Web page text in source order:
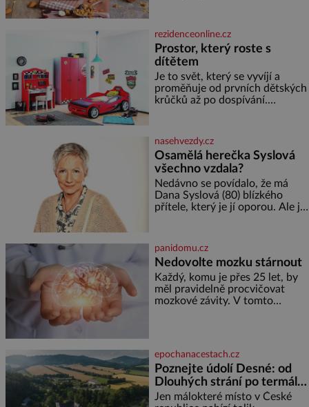
semínek dýně rozinek 3 šálky
ovesných vloček 1 lžíce mlet
rezidenceonline.cz
Prostor, který roste s
dítětem
Je to svět, který se vyvíjí a
proměňuje od prvních dětských
krůčků až po dospívání.
soustředění i odpočinek a
reaguje na každou etapu života
a specifické potřeby dítěte. Pro
nejmenší je klíčová
jednoduchost, měkkost a
bezpečí, proto by pokoj
miminka měl působit především
nasehvezdy.cz
Osamělá herečka Syslová
všechno vzdala?
Nedávno se povídalo, že má
Dana Syslová (80) blízkého
přítele, který je jí oporou. Ale je
častěji mluví o svém odchodu.
Dohnala ji snad samota? Půs
panidomu.cz
Nedovolte mozku stárnout
Každý, komu je přes 25 let, by
měl pravidelně procvičovat
mozkové závity. V tomto
jméno kolegy z práce. Nebo
marně v paměti lovíte název
knížky, kterou jste nedávno
přečetli. Je to opravdu tak, s
věkem jako kdyby se paměť
epochanacestach.cz
Poznejte údolí Desné: od
Dlouhých strání po termální
prameny
Jen málokteré místo v České